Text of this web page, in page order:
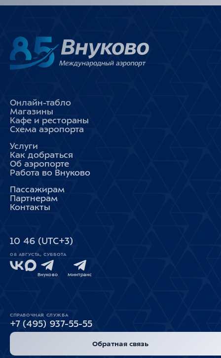
Онлайн-табло
Магазины
Кафе и рестораны
Схема аэропорта
Услуги
Как добраться
Об аэропорте
Работа во Внуково
Пассажирам
Партнерам
Контакты
10 46 (UTC+3)
08 АВГУСТА, СУББОТА
Внуково Минтранс
СПРАВОЧНАЯ СЛУЖБА
+7 (495) 937-55-55
Обратная связь